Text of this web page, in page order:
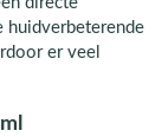
huidverbeterende
er veel